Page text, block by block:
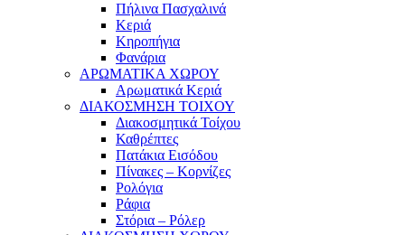
Πήλινα Πασχαλινά
Κεριά
Κηροπήγια
Φανάρια
ΑΡΩΜΑΤΙΚΑ ΧΩΡΟΥ
Αρωματικά Κεριά
ΔΙΑΚΟΣΜΗΣΗ ΤΟΙΧΟΥ
Διακοσμητικά Τοίχου
Καθρέπτες
Πατάκια Εισόδου
Πίνακες – Κορνίζες
Ρολόγια
Ράφια
Στόρια – Ρόλερ